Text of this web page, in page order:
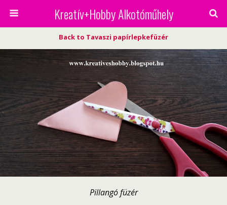
Kreatív+Hobby Alkotóműhely
Back to Tavaszi papírlepkefüzér
Pillangó füzér